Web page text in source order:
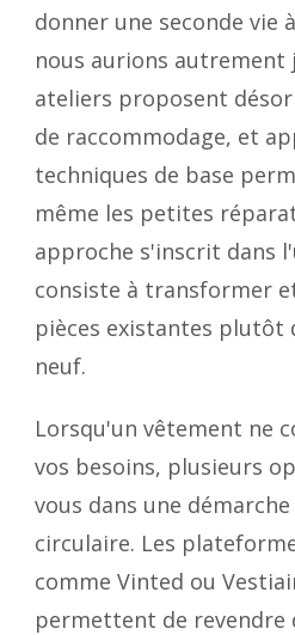
donner une seconde vie
nous aurions autrement
ateliers proposent
de raccommodage, et
techniques de base
même les petites
approche s'inscrit dans
consiste à transformer
pièces existantes plutôt
neuf.
Lorsqu'un vêtement ne
vos besoins, plusieurs
vous dans une
circulaire. Les
comme Vinted ou
permettent de revendre